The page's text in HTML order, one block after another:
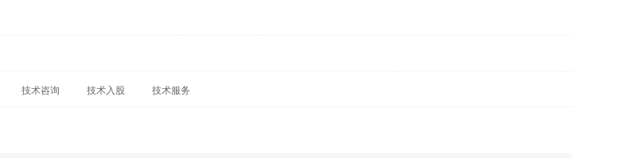
技术咨询 技术入股 技术服务